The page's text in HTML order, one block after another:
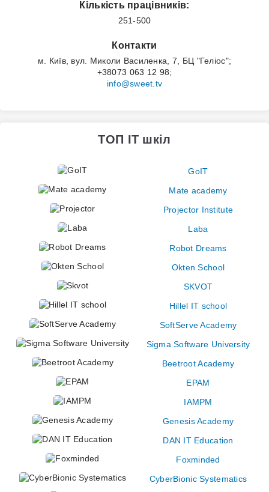
Кількість працівників:
251-500
Контакти
м. Київ, вул. Миколи Василенка, 7, БЦ "Геліос";
+38073 063 12 98;
info@sweet.tv
ТОП IT шкіл
GoIT
Mate academy
Projector Institute
Laba
Robot Dreams
Okten School
SKVOT
Hillel IT school
SoftServe Academy
Sigma Software University
Beetroot Academy
EPAM
IAMPM
Genesis Academy
DAN IT Education
Foxminded
CyberBionic Systematics